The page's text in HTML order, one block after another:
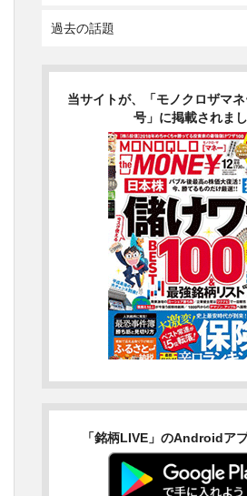
過去の話題
当サイトが、「モノクロザマ
号」に掲載されま
「銘柄LIVE」のAndroidア